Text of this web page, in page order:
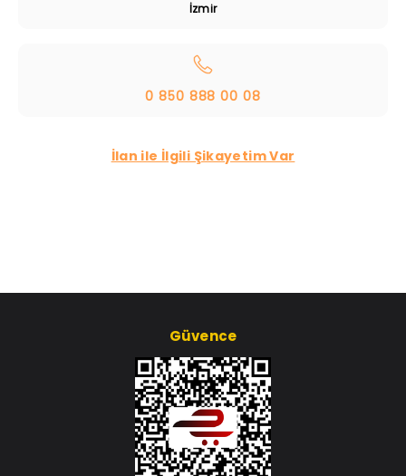
İzmir
0 850 888 00 08
İlan ile İlgili Şikayetim Var
Güvence